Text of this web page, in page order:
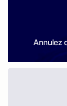
Annulez